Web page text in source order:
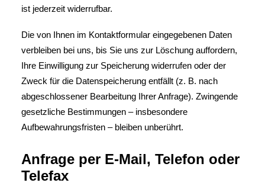
ist jederzeit widerrufbar.
Die von Ihnen im Kontaktformular eingegebenen Daten
verbleiben bei uns, bis Sie uns zur Löschung auffordern,
Ihre Einwilligung zur Speicherung widerrufen oder der
Zweck für die Datenspeicherung entfällt (z. B. nach
abgeschlossener Bearbeitung Ihrer Anfrage). Zwingende
gesetzliche Bestimmungen – insbesondere
Aufbewahrungsfristen – bleiben unberührt.
Anfrage per E-Mail, Telefon oder
Telefax